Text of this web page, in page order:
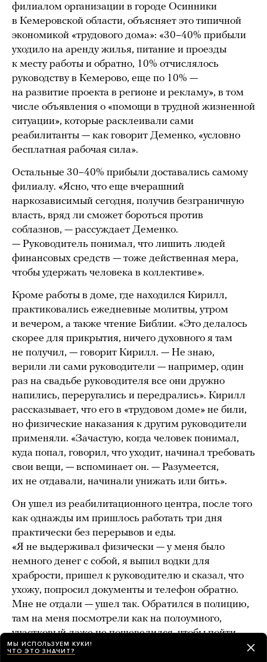
филиалом организации в городе Осинники
в Кемеровской области, объясняет это типичной
экономикой «трудового дома»: «30–40% прибыли
уходило на аренду жилья, питание и проезды
к месту работы и обратно, 10% отчислялось
руководству в Кемерово, еще по 10% —
на развитие проекта в регионе и рекламу», в том
числе объявления о «помощи в трудной жизненной
ситуации», которые расклеивали сами
реабилитанты — как говорит Деменко, «условно
бесплатная рабочая сила».
Остальные 30–40% прибыли доставались самому
филиалу. «Ясно, что еще вчерашний
наркозависимый сегодня, получив безграничную
власть, вряд ли сможет бороться против
соблазнов, — рассуждает Деменко.
— Руководитель понимал, что лишить людей
финансовых средств — тоже действенная мера,
чтобы удержать человека в коллективе».
Кроме работы в доме, где находился Кирилл,
практиковались ежедневные молитвы, утром
и вечером, а также чтение Библии. «Это делалось
скорее для прикрытия, ничего духовного я там
не получил, — говорит Кирилл. — Не знаю,
верили ли сами руководители — например, один
раз на свадьбе руководителя все они дружно
напились, переругались и передрались». Кирилл
рассказывает, что его в «трудовом доме» не били,
но физические наказания к другим руководители
применяли. «Зачастую, когда человек понимал,
куда попал, говорил, что уходит, начинал требовать
свои вещи, — вспоминает он. — Разумеется,
их не отдавали, начинали унижать или бить».
Он ушел из реабилитационного центра, после того
как однажды им пришлось работать три дня
практически без перерывов и еды.
«Я не выдерживал физически — у меня было
немного денег с собой, я выпил водки для
храбрости, пришел к руководителю и сказал, что
ухожу, попросил документы и телефон обратно.
Мне не отдали — ушел так. Обратился в полицию,
там на меня посмотрели как на полоумного,
участковый даже не пошевелился, чтобы пойти
и проверить тот дом».
МЫ ИСПОЛЬЗУЕМ КУКИ!
ЧТО ЭТО ЗНАЧИТ?